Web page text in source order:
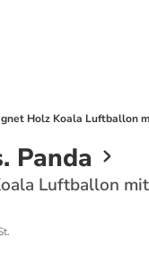
Holz Koala Luftballon
Panda
Luftballon